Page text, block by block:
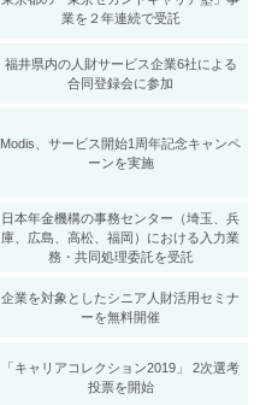
業を２年連続で受託
福井県内の人財サービス企業6社による
合同登録会に参加
Modis、サービス開始1周年記念キャンペ
ーンを実施
日本年金機構の事務センター（埼玉、兵
庫、広島、高松、福岡）における入力業
務・共同処理委託を受託
企業を対象としたシニア人財活用セミナ
ーを無料開催
「キャリアコレクション2019」 2次選考
投票を開始